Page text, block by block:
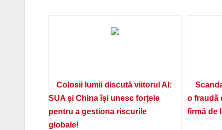
Colosii lumii discută viitorul AI:
SUA și China își unesc forțele
pentru a gestiona riscurile
globale!
o fraudă
firmă de